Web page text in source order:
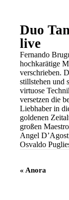
Duo
live
Fernando
hochkarätige
verschrieben.
stillstehen und
virtuose
versetzen die
Liebhaber in
goldenen
großen
Angel
Osvaldo
« Anora